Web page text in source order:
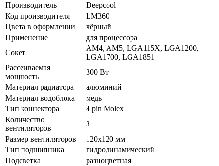
Производитель
Deepcool
Код производителя
LM360
Цвета в оформлении
чёрный
Применение
для процессора
Сокет
AM4, AM5, LGA115X, LGA1200,
LGA1700, LGA1851
Рассеиваемая
мощность
300 Вт
Материал радиатора
алюминий
Материал водоблока
медь
Тип коннектора
4 pin Molex
Количество
вентиляторов
3
Размер вентиляторов
120x120 мм
Тип подшипника
гидродинамический
Подсветка
разноцветная